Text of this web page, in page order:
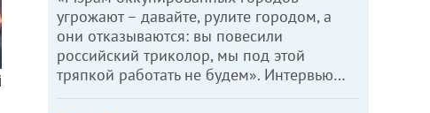
угрожают – давайте, рулите городом, а
они отказываются: вы повесили
российский триколор, мы под этой
тряпкой работать не будем». Интервью…